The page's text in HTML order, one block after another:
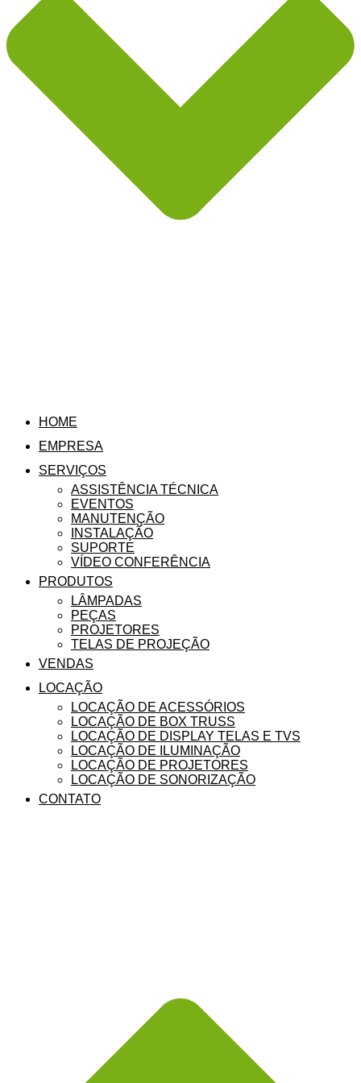
HOME
EMPRESA
SERVIÇOS
ASSISTÊNCIA TÉCNICA
EVENTOS
MANUTENÇÃO
INSTALAÇÃO
SUPORTE
VÍDEO CONFERÊNCIA
PRODUTOS
LÂMPADAS
PEÇAS
PROJETORES
TELAS DE PROJEÇÃO
VENDAS
LOCAÇÃO
LOCAÇÃO DE ACESSÓRIOS
LOCAÇÃO DE BOX TRUSS
LOCAÇÃO DE DISPLAY TELAS E TVS
LOCAÇÃO DE ILUMINAÇÃO
LOCAÇÃO DE PROJETORES
LOCAÇÃO DE SONORIZAÇÃO
CONTATO